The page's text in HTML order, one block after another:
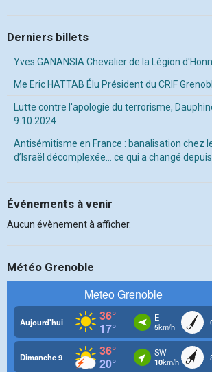
Derniers billets
Yves GANANSIA Chevalier de la Légion
Me Eric HATTAB Élu Président du CRIF
Lutte contre l'apologie du terrorisme,
9.10.2024
Antisémitisme en France : banalisation chez
d’Israël décomplexée… ce qui a changé
Événements à venir
Aucun évènement à afficher.
Météo Grenoble